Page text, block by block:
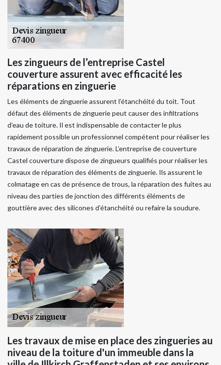
Les zingueurs de l’entreprise Castel
couverture assurent avec efficacité les
réparations en zinguerie
Les éléments de zinguerie assurent l’étanchéité du toit. Tout
défaut des éléments de zinguerie peut causer des infiltrations
d’eau de toiture. Il est indispensable de contacter le plus
rapidement possible un professionnel compétent pour réaliser les
travaux de réparation de zinguerie. L’entreprise de couverture
Castel couverture dispose de zingueurs qualifiés pour réaliser les
travaux de réparation des éléments de zinguerie. Ils assurent le
colmatage en cas de présence de trous, la réparation des fuites au
niveau des parties de jonction des différents éléments de
gouttière avec des silicones d’étanchéité ou refaire la soudure.
Les travaux de mise en place des zingueries au
niveau de la toiture d'un immeuble dans la